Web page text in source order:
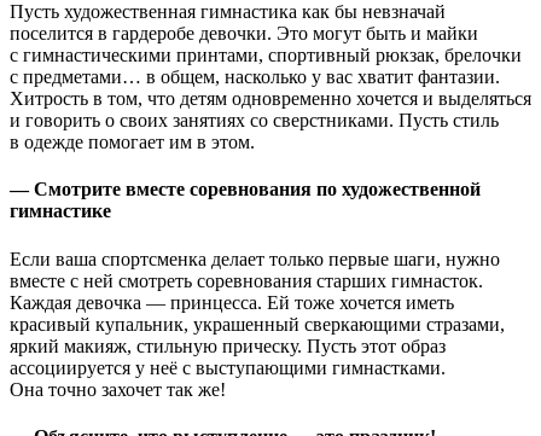
Пусть художественная гимнастика как бы невзначай
поселится в гардеробе девочки. Это могут быть и майки
с гимнастическими принтами, спортивный рюкзак, брелочки
с предметами… в общем, насколько у вас хватит фантазии.
Хитрость в том, что детям одновременно хочется и выделяться
и говорить о своих занятиях со сверстниками. Пусть стиль
в одежде помогает им в этом.
— Смотрите вместе соревнования по художественной
гимнастике
Если ваша спортсменка делает только первые шаги, нужно
вместе с ней смотреть соревнования старших гимнасток.
Каждая девочка — принцесса. Ей тоже хочется иметь
красивый купальник, украшенный сверкающими стразами,
яркий макияж, стильную прическу. Пусть этот образ
ассоциируется у неё с выступающими гимнастками.
Она точно захочет так же!